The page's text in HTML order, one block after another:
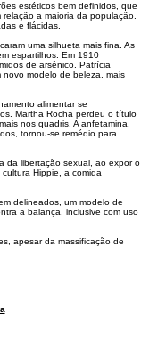
estéticos bem definidos, que
a maioria da população.
e flácidas.
uma silhueta mais fina. As
espartilhos. Em 1910
de arsênico. Patrícia
modelo de beleza, mais
alimentar se
Martha Rocha perdeu o título
nos quadris. A anfetamina,
, tornou-se remédio para
da libertação sexual, ao expor o
Hippie, a comida
delineados, um modelo de
a balança, inclusive com uso
apesar da massificação de